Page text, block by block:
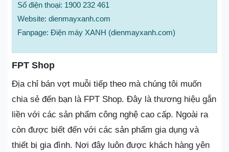
Số điện thoại: 1900 232 461
Website: dienmayxanh.com
Fanpage: Điện máy XANH (dienmayxanh.com)
FPT Shop
Địa chỉ bán vợt muỗi tiếp theo mà chúng tôi muốn
chia sẻ đến bạn là FPT Shop. Đây là thương hiệu gắn
liền với các sản phẩm công nghệ cao cấp. Ngoài ra
còn được biết đến với các sản phẩm gia dụng và
thiết bị gia đình. Nơi đây luôn được khách hàng yên